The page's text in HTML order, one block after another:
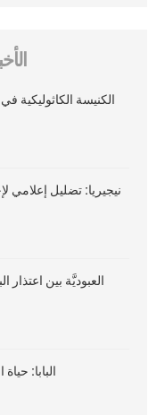
الكنيسة الكاثوليكية
نيجيريا: تضليل إعلامي
العبوديَّة بين اعتذار
البابا: